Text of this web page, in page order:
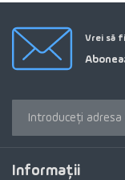
Vrei să
Informaţii